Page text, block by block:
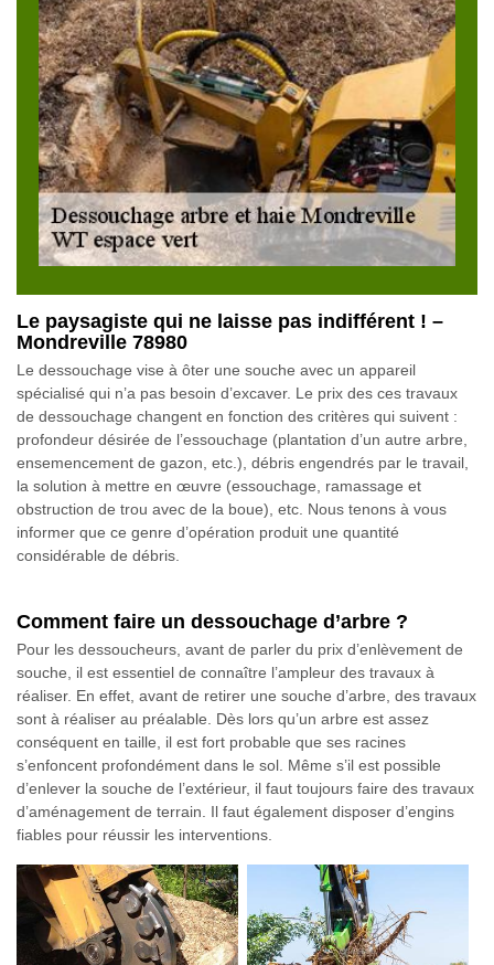
Le paysagiste qui ne laisse pas indifférent ! –
Mondreville 78980
Le dessouchage vise à ôter une souche avec un appareil
spécialisé qui n’a pas besoin d’excaver. Le prix des ces travaux
de dessouchage changent en fonction des critères qui suivent :
profondeur désirée de l’essouchage (plantation d’un autre arbre,
ensemencement de gazon, etc.), débris engendrés par le travail,
la solution à mettre en œuvre (essouchage, ramassage et
obstruction de trou avec de la boue), etc. Nous tenons à vous
informer que ce genre d’opération produit une quantité
considérable de débris.
Comment faire un dessouchage d’arbre ?
Pour les dessoucheurs, avant de parler du prix d’enlèvement de
souche, il est essentiel de connaître l’ampleur des travaux à
réaliser. En effet, avant de retirer une souche d’arbre, des travaux
sont à réaliser au préalable. Dès lors qu’un arbre est assez
conséquent en taille, il est fort probable que ses racines
s’enfoncent profondément dans le sol. Même s’il est possible
d’enlever la souche de l’extérieur, il faut toujours faire des travaux
d’aménagement de terrain. Il faut également disposer d’engins
fiables pour réussir les interventions.